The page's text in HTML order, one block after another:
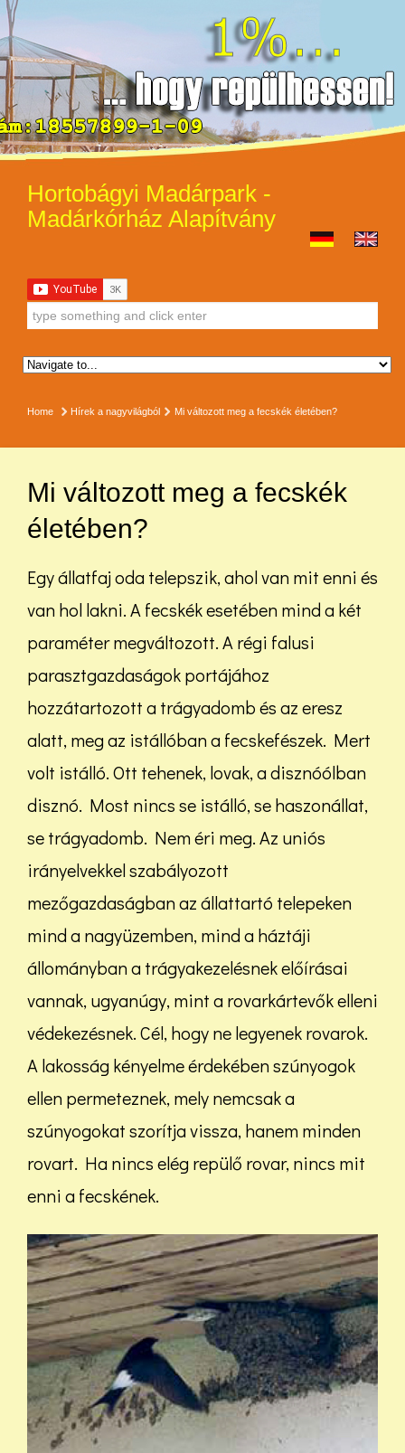
Hortobágyi Madárpark -
Madárkórház Alapítvány
Home Hírek a nagyvilágból Mi változott meg a fecskék életében?
Mi változott meg a fecskék
életében?
Egy állatfaj oda telepszik, ahol van mit enni és
van hol lakni. A fecskék esetében mind a két
paraméter megváltozott. A régi falusi
parasztgazdaságok portájához
hozzátartozott a trágyadomb és az eresz
alatt, meg az istállóban a fecskefészek. Mert
volt istálló. Ott tehenek, lovak, a disznóólban
disznó. Most nincs se istálló, se haszonállat,
se trágyadomb. Nem éri meg. Az uniós
irányelvekkel szabályozott
mezőgazdaságban az állattartó telepeken
mind a nagyüzemben, mind a háztáji
állományban a trágyakezelésnek előírásai
vannak, ugyanúgy, mint a rovarkártevők elleni
védekezésnek. Cél, hogy ne legyenek rovarok.
A lakosság kényelme érdekében szúnyogok
ellen permeteznek, mely nemcsak a
szúnyogokat szorítja vissza, hanem minden
rovart. Ha nincs elég repülő rovar, nincs mit
enni a fecskének.